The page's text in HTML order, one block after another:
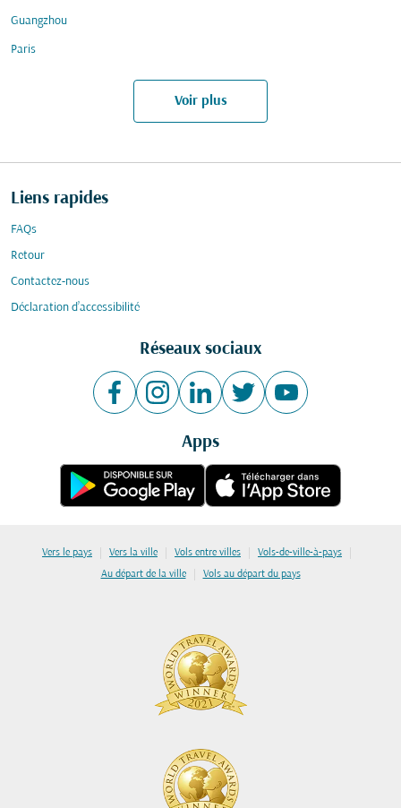
Guangzhou
Paris
Voir plus
Liens rapides
FAQs
Retour
Contactez-nous
Déclaration d’accessibilité
Réseaux sociaux
Apps
Vers le pays | Vers la ville | Vols entre villes | Vols-de-ville-à-pays |
Au départ de la ville | Vols au départ du pays